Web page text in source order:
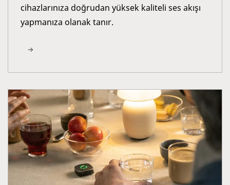
cihazlarınıza doğrudan yüksek kaliteli ses akışı
yapmanıza olanak tanır.